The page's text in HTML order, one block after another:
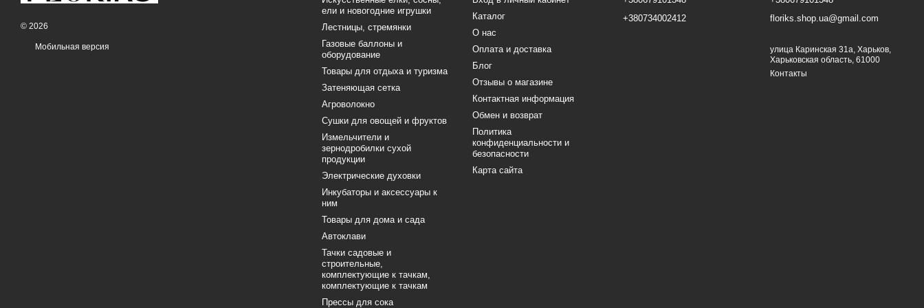
© 2026
Мобильная версия
ели и новогодние игрушки
Лестницы, стремянки
Газовые баллоны и
оборудование
Товары для отдыха и туризма
Затеняющая сетка
Агроволокно
Сушки для овощей и фруктов
Измельчители и
зернодробилки сухой
продукции
Электрические духовки
Инкубаторы и аксессуары к
ним
Товары для дома и сада
Автоклави
Тачки садовые и
строительные,
комплектующие к тачкам,
комплектующие к тачкам
Прессы для сока
Каталог
О нас
Оплата и доставка
Блог
Отзывы о магазине
Контактная информация
Обмен и возврат
Политика
конфиденциальности и
безопасности
Карта сайта
+380734002412
floriks.shop.ua@gmail.com
улица Каринская 31а, Харьков,
Харьковская область, 61000
Контакты